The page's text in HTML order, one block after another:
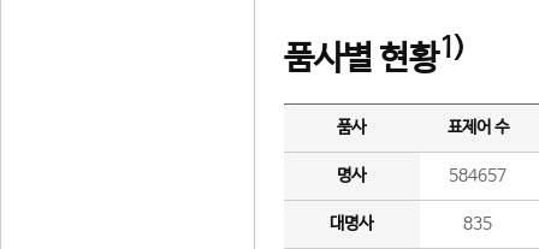
품사별 현황1)
품사 표제어 수
명사 584657
대명사 835